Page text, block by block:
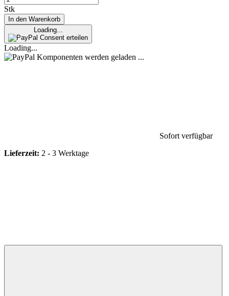
Stk
In den Warenkorb
Loading...
Consent erteilen
Loading...
Komponenten werden geladen ...
Sofort verfügbar
Lieferzeit: 2 - 3 Werktage